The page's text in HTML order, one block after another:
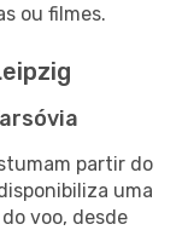
ou filmes.
partir do
uma
voo, desde